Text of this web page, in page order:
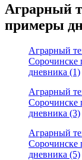
Аграрный
примеры
Аграрный
Сорочинске
дневника (1)
Аграрный
Сорочинске
дневника (3)
Аграрный
Сорочинске
дневника (5)